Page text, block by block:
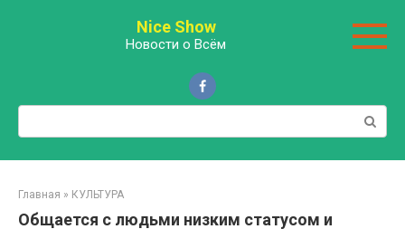
Nice Show
Новости о Всём
Поиск:
Главная » КУЛЬТУРА
Общается с людьми низким статусом и